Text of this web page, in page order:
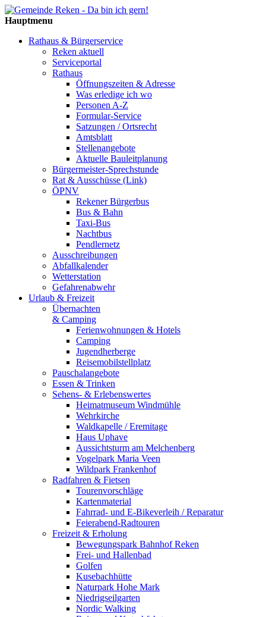
Hauptmenu
Rathaus & Bürgerservice
Reken aktuell
Serviceportal
Rathaus
Öffnungszeiten & Adresse
Was erledige ich wo
Personen A-Z
Formular-Service
Satzungen / Ortsrecht
Amtsblatt
Stellenangebote
Aktuelle Bauleitplanung
Bürgermeister-Sprechstunde
Rat & Ausschüsse (Link)
ÖPNV
Rekener Bürgerbus
Bus & Bahn
Taxi-Bus
Nachtbus
Pendlernetz
Ausschreibungen
Abfallkalender
Wetterstation
Gefahrenabwehr
Urlaub & Freizeit
Übernachten
& Camping
Ferienwohnungen & Hotels
Camping
Jugendherberge
Reisemobilstellplatz
Pauschalangebote
Essen & Trinken
Sehens- & Erlebenswertes
Heimatmuseum Windmühle
Wehrkirche
Waldkapelle / Eremitage
Haus Uphave
Aussichtsturm am Melchenberg
Vogelpark Maria Veen
Wildpark Frankenhof
Radfahren & Fietsen
Tourenvorschläge
Kartenmaterial
Fahrrad- und E-Bikeverleih / Reparatur
Feierabend-Radtouren
Freizeit & Erholung
Bewegungspark Bahnhof Reken
Frei- und Hallenbad
Golfen
Kusebachhütte
Naturpark Hohe Mark
Niedrigseilgarten
Nordic Walking